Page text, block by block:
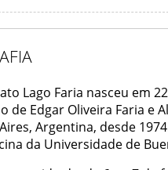
Lago Faria nasceu em
de Edgar Oliveira Faria e
Argentina, desde
da Universidade de